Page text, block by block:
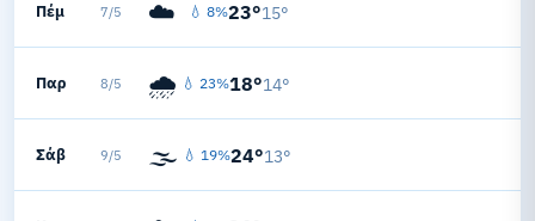
Πέμ 7/5 ☁️ 💧 8%23°15°
Παρ 8/5 🌧️ 💧 23%18°14°
Σάβ 9/5 🌫️ 💧 19%24°13°